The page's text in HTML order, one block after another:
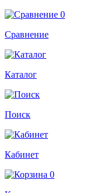
0
Сравнение
Каталог
Поиск
Кабинет
0